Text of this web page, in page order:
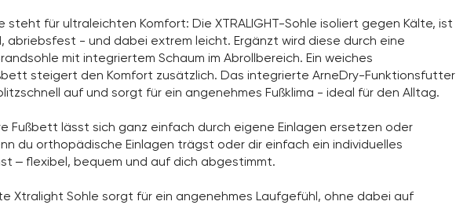
steht für ultraleichten Komfort: Die XTRALIGHT-Sohle isoliert gegen Kälte, ist
abriebsfest - und dabei extrem leicht. Ergänzt wird diese durch eine
mit integriertem Schaum im Abrollbereich. Ein weiches
steigert den Komfort zusätzlich. Das integrierte ArneDry-Funktionsfutter
auf und sorgt für ein angenehmes Fußklima - ideal für den Alltag.
Fußbett lässt sich ganz einfach durch eigene Einlagen ersetzen oder
du orthopädische Einlagen trägst oder dir einfach ein individuelles
– flexibel, bequem und auf dich abgestimmt.
Xtralight Sohle sorgt für ein angenehmes Laufgefühl, ohne dabei auf